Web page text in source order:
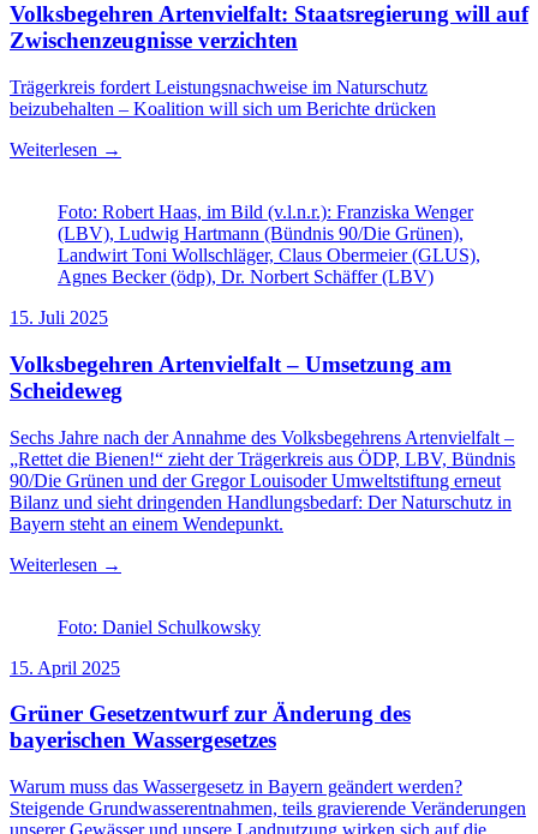
Volksbegehren Artenvielfalt: Staatsregierung will auf
Zwischenzeugnisse verzichten
Trägerkreis fordert Leistungsnachweise im Naturschutz
beizubehalten – Koalition will sich um Berichte drücken
Weiterlesen →
Foto: Robert Haas, im Bild (v.l.n.r.): Franziska Wenger
(LBV), Ludwig Hartmann (Bündnis 90/Die Grünen),
Landwirt Toni Wollschläger, Claus Obermeier (GLUS),
Agnes Becker (ödp), Dr. Norbert Schäffer (LBV)
15. Juli 2025
Volksbegehren Artenvielfalt – Umsetzung am
Scheideweg
Sechs Jahre nach der Annahme des Volksbegehrens Artenvielfalt –
„Rettet die Bienen!“ zieht der Trägerkreis aus ÖDP, LBV, Bündnis
90/Die Grünen und der Gregor Louisoder Umweltstiftung erneut
Bilanz und sieht dringenden Handlungsbedarf: Der Naturschutz in
Bayern steht an einem Wendepunkt.
Weiterlesen →
Foto: Daniel Schulkowsky
15. April 2025
Grüner Gesetzentwurf zur Änderung des
bayerischen Wassergesetzes
Warum muss das Wassergesetz in Bayern geändert werden?
Steigende Grundwasserentnahmen, teils gravierende Veränderungen
unserer Gewässer und unsere Landnutzung wirken sich auf die